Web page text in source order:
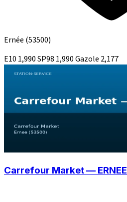
Ernée (53500)
E10 1,990SP98 1,990Gazole 2,177
Carrefour Market — ERNEE